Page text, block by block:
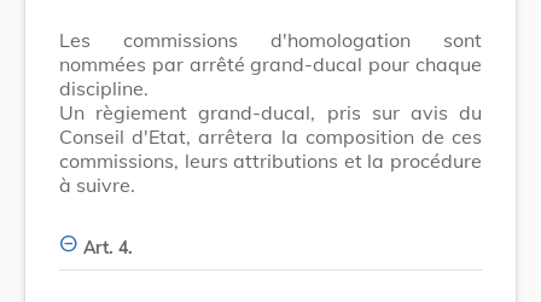
Les commissions d'homologation sont
nommées par arrêté grand-ducal pour chaque
discipline.
Un règiement grand-ducal, pris sur avis du
Conseil d'Etat, arrêtera la composition de ces
commissions, leurs attributions et la procédure
à suivre.
Art. 4.